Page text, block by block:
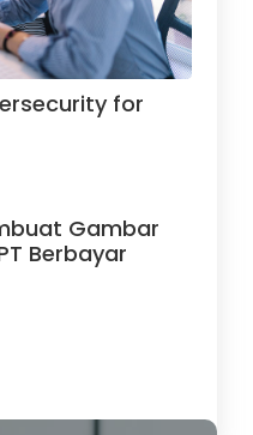
for
Gambar
Berbayar